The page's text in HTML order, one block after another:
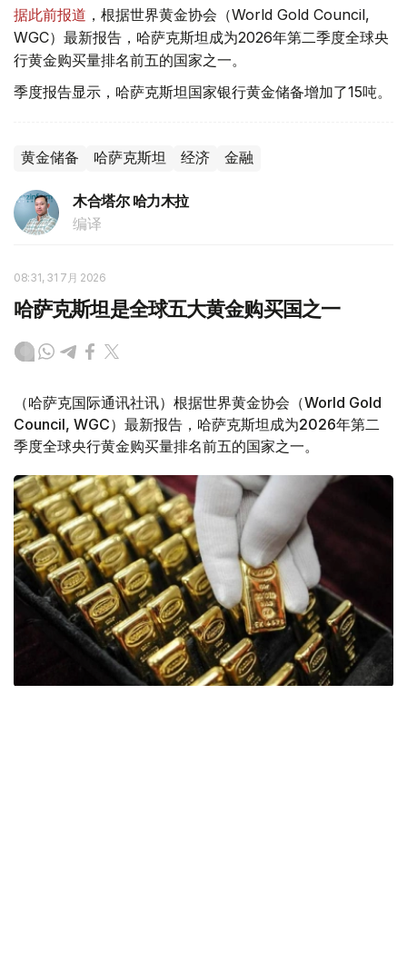
据此前报道 ，根据世界黄金协会（World Gold Council,
WGC）最新报告，哈萨克斯坦成为2026年第二季度全球央
行黄金购买量排名前五的国家之一。
季度报告显示，哈萨克斯坦国家银行黄金储备增加了15吨。
黄金储备 哈萨克斯坦 经济 金融
木合塔尔 哈力木拉
编译
08:31, 31 7月 2026
哈萨克斯坦是全球五大黄金购买国之一
（哈萨克国际通讯社讯）根据世界黄金协会（World Gold
Council, WGC）最新报告，哈萨克斯坦成为2026年第二
季度全球央行黄金购买量排名前五的国家之一。